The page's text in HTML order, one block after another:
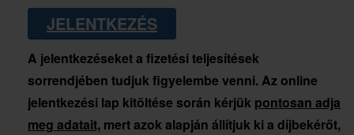
JELENTKEZÉS
A jelentkezéseket a fizetési teljesítések
sorrendjében tudjuk figyelembe venni. Az online
jelentkezési lap kitöltése során kérjük pontosan adja
meg adatait, mert azok alapján állítjuk ki a díjbekérőt,